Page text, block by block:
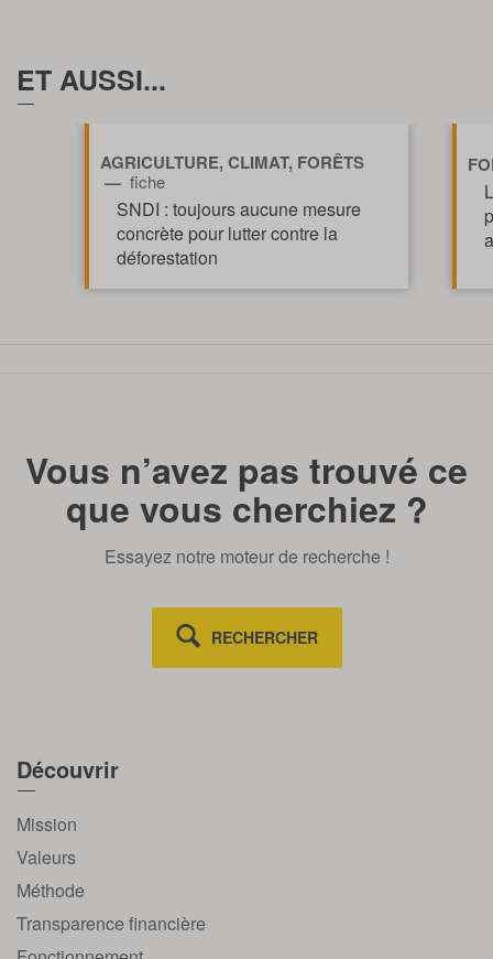
ET AUSSI...
AGRICULTURE, CLIMAT, FORÊTS
—fiche
SNDI : toujours aucune mesure
concrète pour lutter contre la
déforestation
Vous n’avez pas trouvé ce
que vous cherchiez ?
Essayez notre moteur de recherche !
RECHERCHER
Découvrir
Mission
Valeurs
Méthode
Transparence financière